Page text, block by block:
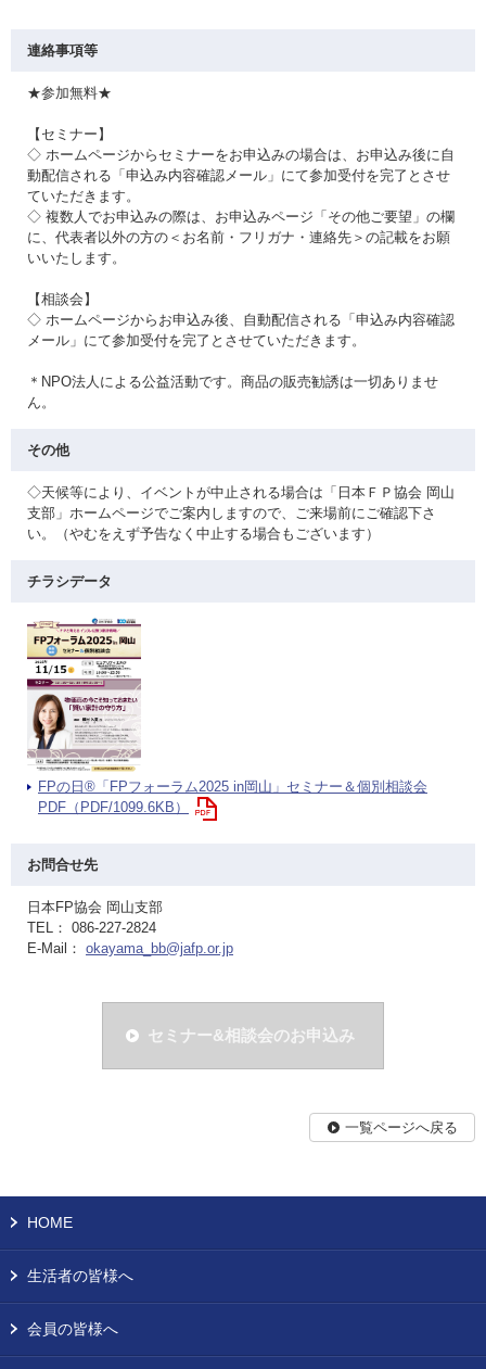
連絡事項等
★参加無料★
【セミナー】
◇ ホームページからセミナーをお申込みの場合は、お申込み後に自
動配信される「申込み内容確認メール」にて参加受付を完了とさせ
ていただきます。
◇ 複数人でお申込みの際は、お申込みページ「その他ご要望」の欄
に、代表者以外の方の＜お名前・フリガナ・連絡先＞の記載をお願
いいたします。
【相談会】
◇ ホームページからお申込み後、自動配信される「申込み内容確認
メール」にて参加受付を完了とさせていただきます。
＊NPO法人による公益活動です。商品の販売勧誘は一切ありませ
ん。
その他
◇天候等により、イベントが中止される場合は「日本ＦＰ協会 岡山
支部」ホームページでご案内しますので、ご来場前にご確認下さ
い。（やむをえず予告なく中止する場合もございます）
チラシデータ
FPの日®「FPフォーラム2025 in岡山」セミナー＆個別相談会
PDF（PDF/1099.6KB）
お問合せ先
日本FP協会 岡山支部
TEL： 086-227-2824
E-Mail： okayama_bb@jafp.or.jp
セミナー&相談会のお申込み
一覧ページへ戻る
HOME
生活者の皆様へ
会員の皆様へ